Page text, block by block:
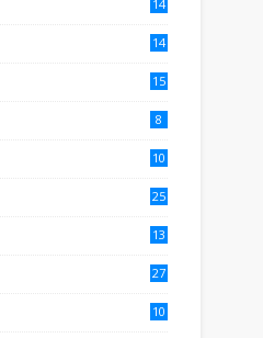
14
14
15
8
10
25
13
27
10